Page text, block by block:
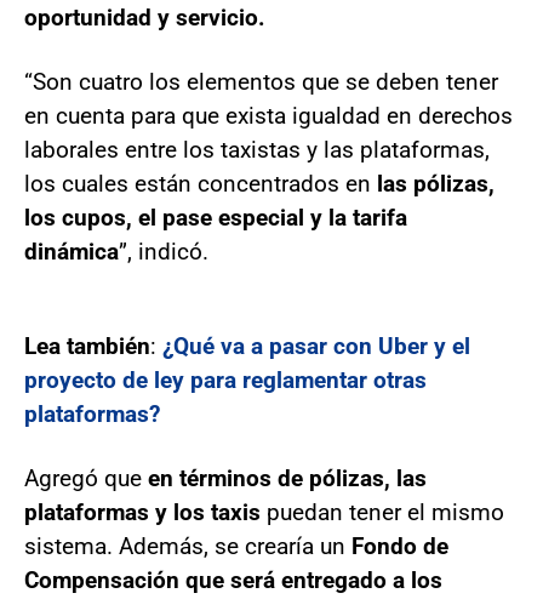
oportunidad y servicio.
“Son cuatro los elementos que se deben tener
en cuenta para que exista igualdad en derechos
laborales entre los taxistas y las plataformas,
los cuales están concentrados en las pólizas,
los cupos, el pase especial y la tarifa
dinámica”, indicó.
Lea también: ¿Qué va a pasar con Uber y el
proyecto de ley para reglamentar otras
plataformas?
Agregó que en términos de pólizas, las
plataformas y los taxis puedan tener el mismo
sistema. Además, se crearía un Fondo de
Compensación que será entregado a los